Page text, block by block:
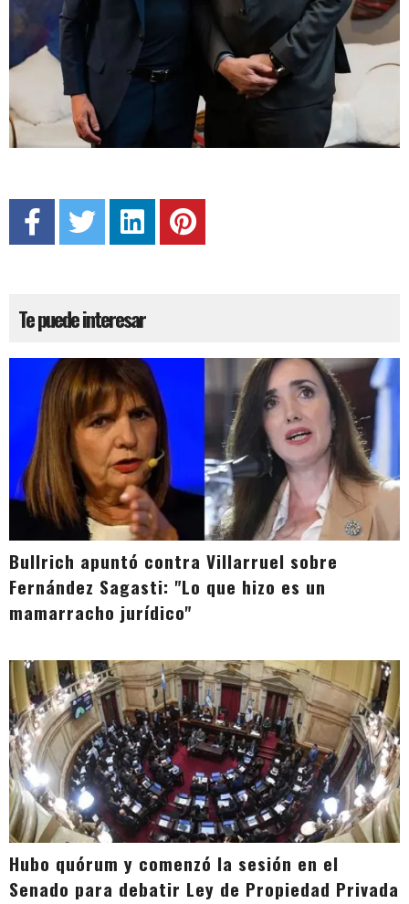
Te puede interesar
Bullrich apuntó contra Villarruel sobre
Fernández Sagasti: "Lo que hizo es un
mamarracho jurídico"
Hubo quórum y comenzó la sesión en el
Senado para debatir Ley de Propiedad Privada